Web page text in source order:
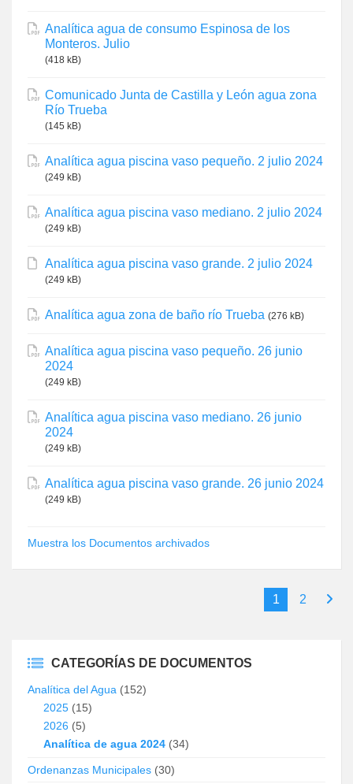
Analítica agua de consumo Espinosa de los
Monteros. Julio
(418 kB)
Comunicado Junta de Castilla y León agua zona
Río Trueba
(145 kB)
Analítica agua piscina vaso pequeño. 2 julio 2024
(249 kB)
Analítica agua piscina vaso mediano. 2 julio 2024
(249 kB)
Analítica agua piscina vaso grande. 2 julio 2024
(249 kB)
Analítica agua zona de baño río Trueba (276 kB)
Analítica agua piscina vaso pequeño. 26 junio
2024
(249 kB)
Analítica agua piscina vaso mediano. 26 junio
2024
(249 kB)
Analítica agua piscina vaso grande. 26 junio 2024
(249 kB)
Muestra los Documentos archivados
1 2
CATEGORÍAS DE DOCUMENTOS
Analítica del Agua (152)
2025 (15)
2026 (5)
Analítica de agua 2024 (34)
Ordenanzas Municipales (30)